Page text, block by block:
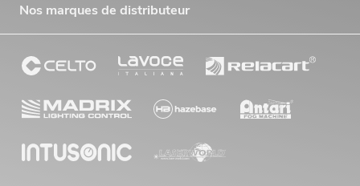
Nos marques de distributeur